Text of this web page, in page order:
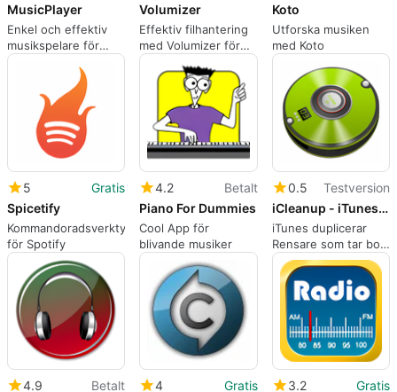
MusicPlayer
Enkel och effektiv
musikspelare för
Mac
Volumizer
Effektiv filhantering
med Volumizer för
Mac
Koto
Utforska musiken
med Koto
5
Gratis
Spicetify
Kommandoradsverktyg
för Spotify
4.2
Betalt
Piano For Dummies
Cool App för
blivande musiker
0.5
Testversion
iCleanup - iTunes Duplicate Remover
iTunes duplicerar
Rensare som tar bort
duplicerade spår i
iTunes-biblioteket
4.9
Betalt
4
Gratis
3.2
Gratis